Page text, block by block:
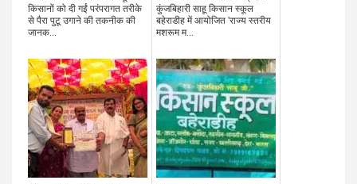
किसानों को दी गईं परंपरागत तरीके
से पैरा पुटू उगाने की तकनीक की
जानक...
कुंजबिहारी साहू किसान स्कूल
बहेराडीह में आयोजित 'राज्य स्तरीय
मशरूम म...